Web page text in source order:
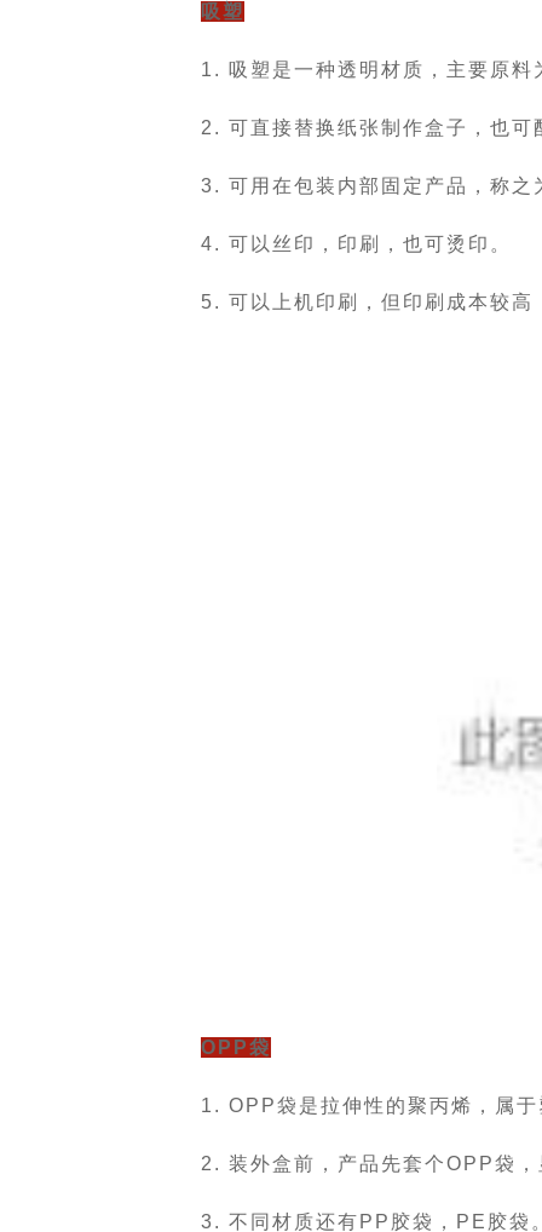
吸塑
1. 吸塑是一种透明材质，主要原
2. 可直接替换纸张制作盒子，也可
3. 可用在包装内部固定产品，称之
4. 可以丝印，印刷，也可烫印。
5. 可以上机印刷，但印刷成本较
OPP袋
1.OPP袋是拉伸性的聚丙烯，属
2. 装外盒前，产品先套个OPP袋
3. 不同材质还有PP胶袋，PE胶袋